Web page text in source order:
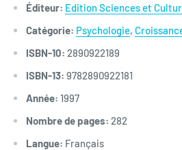
Éditeur: Edition Sciences et
Catégorie: Psychologie,
ISBN-10: 2890922189
ISBN-13: 9782890922181
Année: 1997
Nombre de pages: 282
Langue: Français